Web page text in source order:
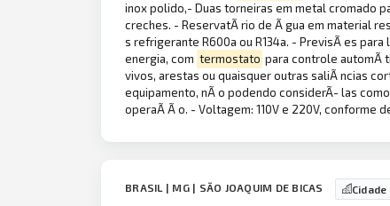
inox polido,- Duas torneiras em metal cromado
creches. - ReservatÃ rio de Ã gua em material
s refrigerante R600a ou R134a. - PrevisÃ es
energia, com termostato para controle automÃ
vivos, arestas ou quaisquer outras saliÃ ncias
equipamento, nÃ o podendo considerÃ- las
operaÃ Ã o. - Voltagem: 110V e 220V, conforme
BRASIL | MG | SÃO JOAQUIM DE BICAS